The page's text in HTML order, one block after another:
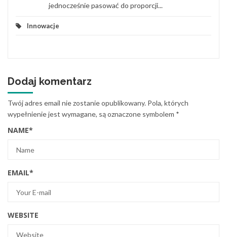
jednocześnie pasować do proporcji...
Innowacje
Dodaj komentarz
Twój adres email nie zostanie opublikowany. Pola, których
wypełnienie jest wymagane, są oznaczone symbolem *
NAME*
EMAIL*
WEBSITE